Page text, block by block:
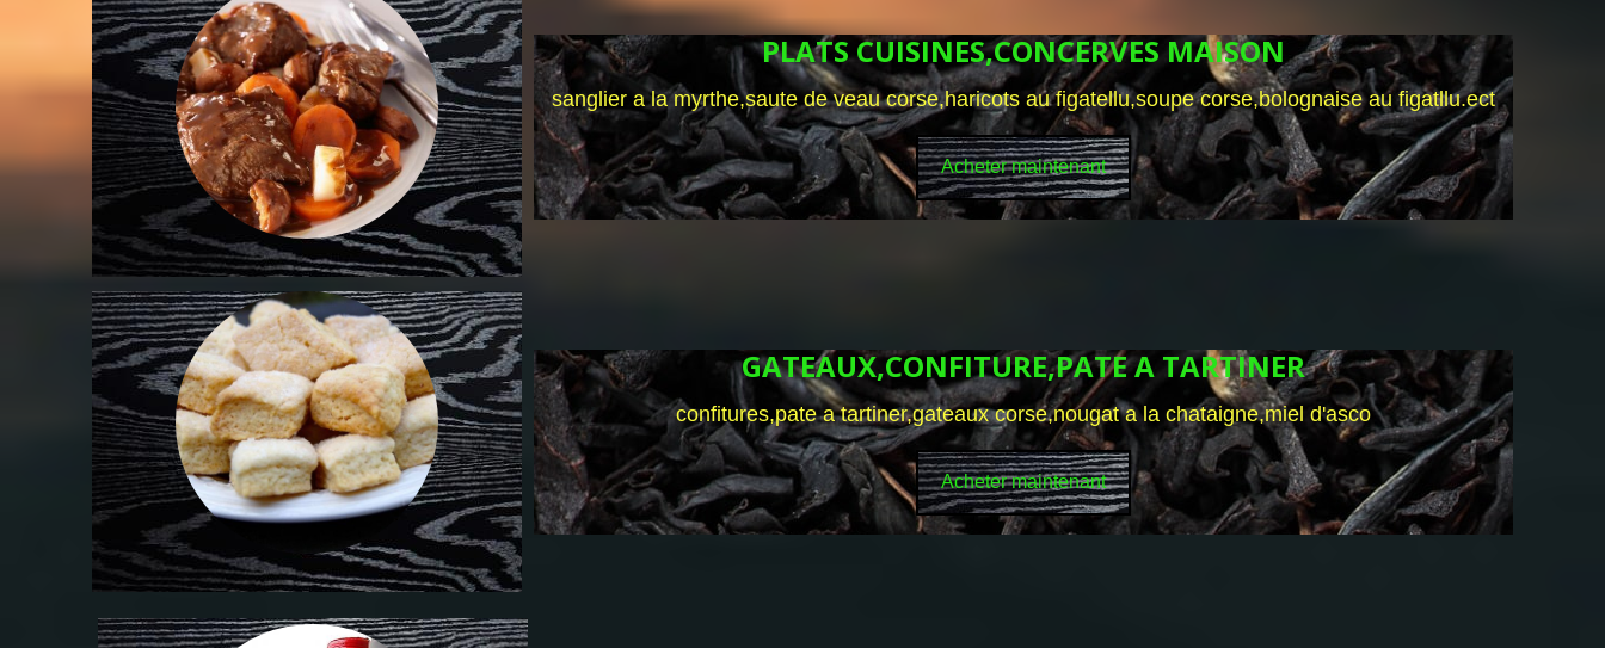
PLATS CUISINES,CONCERVES MAISON
sanglier a la myrthe,saute de veau corse,haricots au figatellu,soupe corse,bolognaise au figatllu.ect
Acheter maintenant
GATEAUX,CONFITURE,PATE A TARTINER
confitures,pate a tartiner,gateaux corse,nougat a la chataigne,miel d'asco
Acheter maintenant